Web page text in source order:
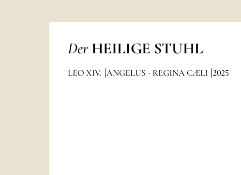
Der HEILIGE STUHL
LEO XIV. ANGELUS - REGINA CÆLI 2025